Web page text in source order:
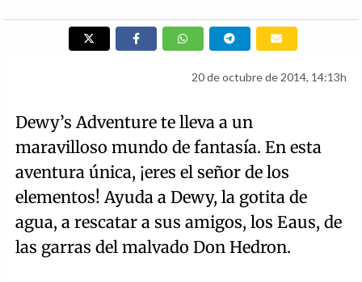
20 de octubre de 2014, 14:13h
Dewy’s Adventure te lleva a un
maravilloso mundo de fantasía. En esta
aventura única, ¡eres el señor de los
elementos! Ayuda a Dewy, la gotita de
agua, a rescatar a sus amigos, los Eaus, de
las garras del malvado Don Hedron.